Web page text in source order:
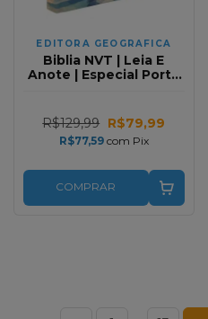
EDITORA GEOGRAFICA
Biblia NVT | Leia E
Anote | Especial Porto
R$129,99 R$79,99
R$77,59 com Pix
COMPRAR